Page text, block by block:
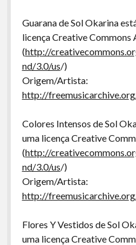
Guarana de Sol Okarina
licença Creative
(http://
nd/3.0/us/)
Origem/Artista:
http://
Colores Intensos de Sol
uma licença Creative
(http://
nd/3.0/us/)
Origem/Artista:
http://
Flores Y Vestidos de Sol
uma licença Creative